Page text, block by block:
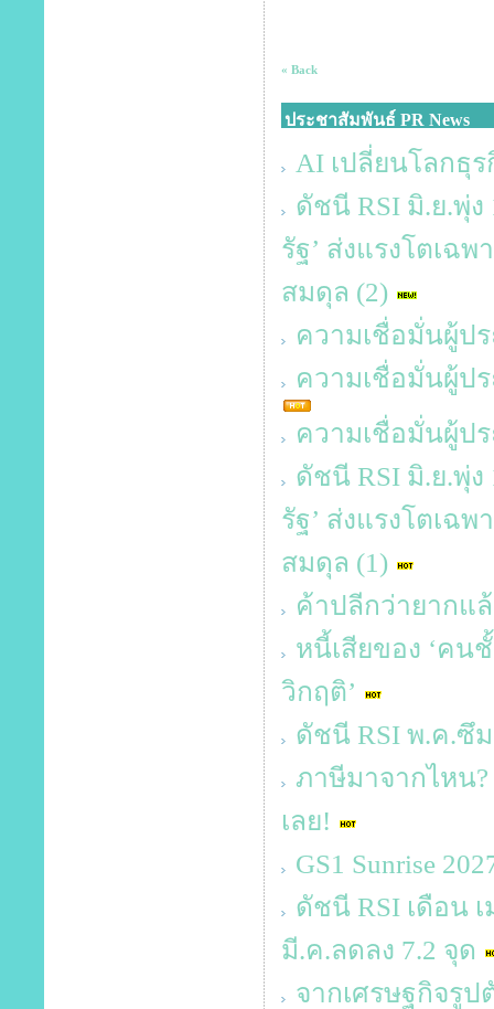
« Back
ประชาสัมพันธ์ PR News
AI เปลี่ยนโลกธุ
ดัชนี RSI มิ.ย.พุ่ง
รัฐ’ ส่งแรงโตเฉ
สมดุล (2)
ความเชื่อมั่นผู้ป
ความเชื่อมั่นผู้ป
ความเชื่อมั่นผู้ป
ดัชนี RSI มิ.ย.พุ่ง
รัฐ’ ส่งแรงโตเฉ
สมดุล (1)
ค้าปลีกว่ายากแล้
หนี้เสียของ ‘คนชั้
วิกฤติ’
ดัชนี RSI พ.ค.ซึ
ภาษีมาจากไหน
เลย!
GS1 Sunrise
ดัชนี RSI เดือน เ
มี.ค.ลดลง 7.2 จุด
จากเศรษฐกิจรูป